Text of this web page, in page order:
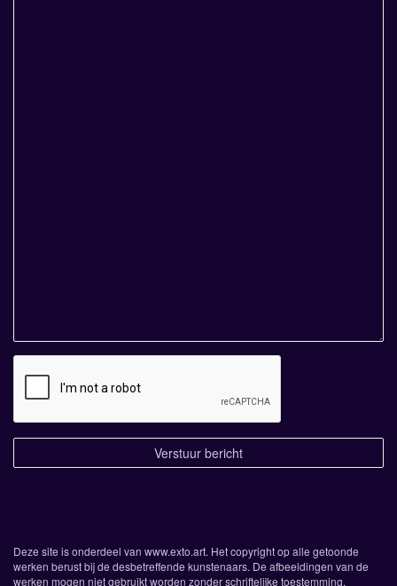
Deze site is onderdeel van www.exto.art. Het copyright op alle getoonde
werken berust bij de desbetreffende kunstenaars. De afbeeldingen van de
werken mogen niet gebruikt worden zonder schriftelijke toestemming.